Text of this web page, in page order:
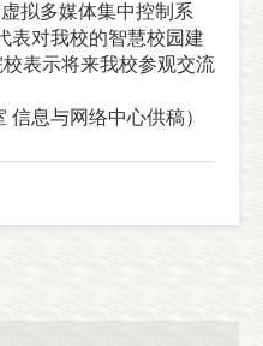
拟多媒体集中控制系
表对我校的智慧校园建
表示将来我校参观交流
信息与网络中心供稿）